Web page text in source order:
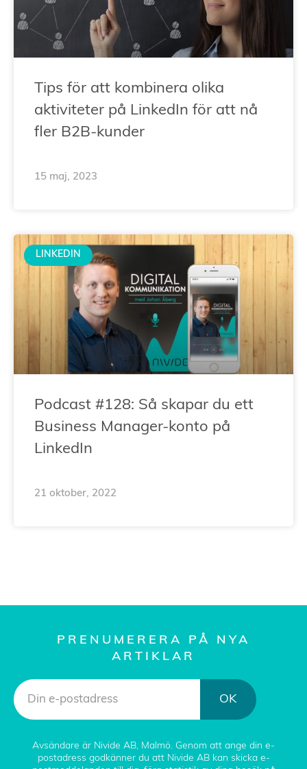
Tips för att kombinera olika
aktiviteter på LinkedIn för att nå
fler B2B-kunder
15 maj, 2023
LINKEDIN
Podcast #128: Så skapar du ett
Business Manager-konto på
LinkedIn
21 oktober, 2022
PRENUMERERA PÅ NYA
ARTIKLAR
OK
Avsändare är Nivide AB, Malmö. Genom att ange din e-
postadress godkänner du att Nivide AB kan skicka e-